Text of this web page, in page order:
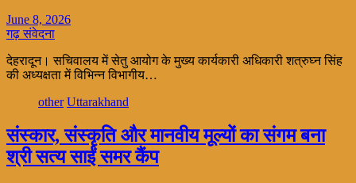
June 8, 2026
गढ़ संवेदना
देहरादून। सचिवालय में सेतु आयोग के मुख्य कार्यकारी अधिकारी शत्रुघ्न सिंह
की अध्यक्षता में विभिन्न विभागीय…
other Uttarakhand
संस्कार, संस्कृति और मानवीय मूल्यों का संगम बना
श्री सत्य साईं समर कैंप